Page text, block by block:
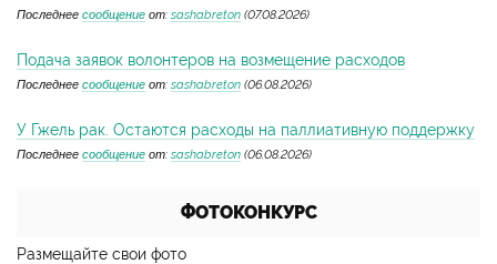
Последнее сообщение от: sashabreton (07.08.2026)
Подача заявок волонтеров на возмещение расходов
Последнее сообщение от: sashabreton (06.08.2026)
У Гжель рак. Остаются расходы на паллиативную поддержку
Последнее сообщение от: sashabreton (06.08.2026)
ФОТОКОНКУРС
Размещайте свои фото